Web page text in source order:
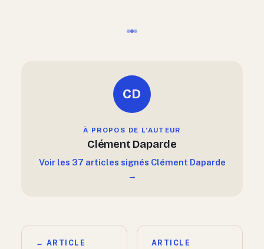
CD
À PROPOS DE L’AUTEUR
Clément Daparde
Voir les 37 articles signés Clément Daparde
→
← ARTICLE
ARTICLE